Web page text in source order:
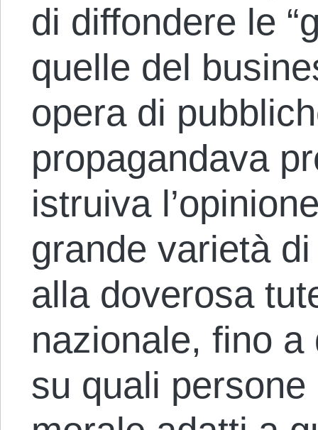
di diffondere le
quelle del
opera di
propagandava
istruiva
grande varietà
alla doverosa
nazionale, fino
su quali